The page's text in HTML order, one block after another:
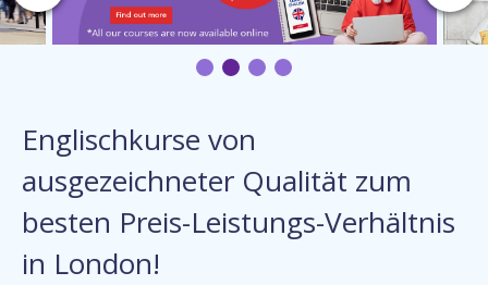
Englischkurse von
ausgezeichneter Qualität zum
besten Preis-Leistungs-Verhältnis
in London!